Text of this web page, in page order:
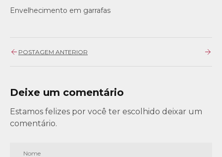
Envelhecimento em garrafas
POSTAGEM ANTERIOR
Deixe um comentário
Estamos felizes por você ter escolhido deixar um
comentário.